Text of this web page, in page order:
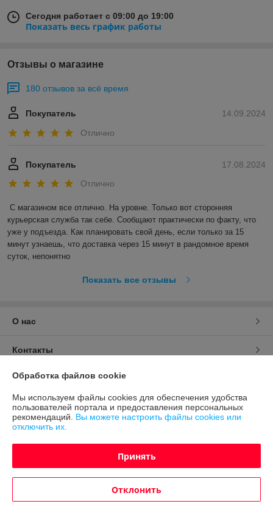
Сегодня работает с 09:00 до 19:00
Показать весь график работы
Отзывы о магазине
180 отзывов за всё время
14.09.2024
Покупатель
Отлично
17.08.2024
Покупатель
Отлично
С магазином все отлично. На уровне. Только вот сторонняя
курьерская служба так себе. Сообщают практически по факту, что
уже у подъезда. Как планировать свой день, если только за 15
минут узнаешь, что доставка через 15 минут в рандомное время
суток, непонятно
Показать все отзывы
О нас
Контакты
Доставка и оплата
График работы
Политика обработки cookies
Сайт создан на платформе Deal.by
Обработка файлов cookie
Мы используем файлы cookies для обеспечения удобства
пользователей портала и предоставления персональных
рекомендаций. Вы можете настроить файлы cookies или
отключить их.
Принять
Отклонить